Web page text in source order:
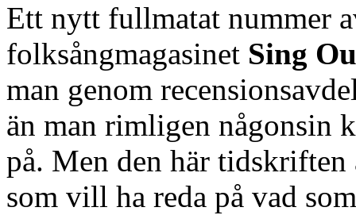
Ett nytt fullmatat nummer
folksångmagasinet Sing
man genom
än man rimligen någonsin
på. Men den här
som vill ha reda på vad